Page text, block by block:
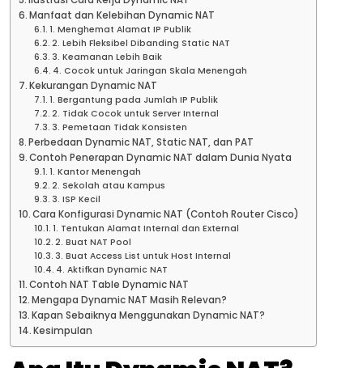
Manfaat dan Kelebihan Dynamic NAT
1. Menghemat Alamat IP Publik
2. Lebih Fleksibel Dibanding Static NAT
3. Keamanan Lebih Baik
4. Cocok untuk Jaringan Skala Menengah
Kekurangan Dynamic NAT
1. Bergantung pada Jumlah IP Publik
2. Tidak Cocok untuk Server Internal
3. Pemetaan Tidak Konsisten
Perbedaan Dynamic NAT, Static NAT, dan PAT
Contoh Penerapan Dynamic NAT dalam Dunia Nyata
1. Kantor Menengah
2. Sekolah atau Kampus
3. ISP Kecil
Cara Konfigurasi Dynamic NAT (Contoh Router Cisco)
1. Tentukan Alamat Internal dan External
2. Buat NAT Pool
3. Buat Access List untuk Host Internal
4. Aktifkan Dynamic NAT
Contoh NAT Table Dynamic NAT
Mengapa Dynamic NAT Masih Relevan?
Kapan Sebaiknya Menggunakan Dynamic NAT?
Kesimpulan